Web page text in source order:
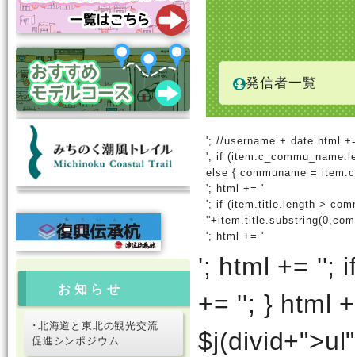
お知らせ
･北海道と東北の観光交流
促進シンポジウム
発信者一覧
'; //username + date html
'; if
else { communame =
'; html += '
'; if (item.title.length >
'; html += '
'; html += '';
+= ''; } html